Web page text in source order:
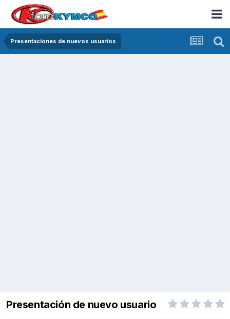
Presentaciones de nuevos usuarios
Presentación de nuevo usuario